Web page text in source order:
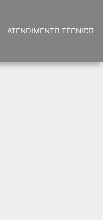
ATENDIMENTO TÉCNICO